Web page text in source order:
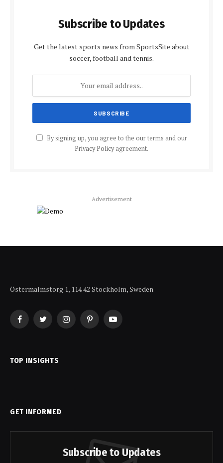
Subscribe to Updates
Get the latest sports news from SportsSite about
soccer, football and tennis.
By signing up, you agree to the our terms and our
Privacy Policyagreement.
Advertisement
Östermalmstorg 1, 114 42 Stockholm, Sweden
FacebookTwitterInstagramPinterestYouTube
TOP INSIGHTS
GET INFORMED
Subscribe to Updates